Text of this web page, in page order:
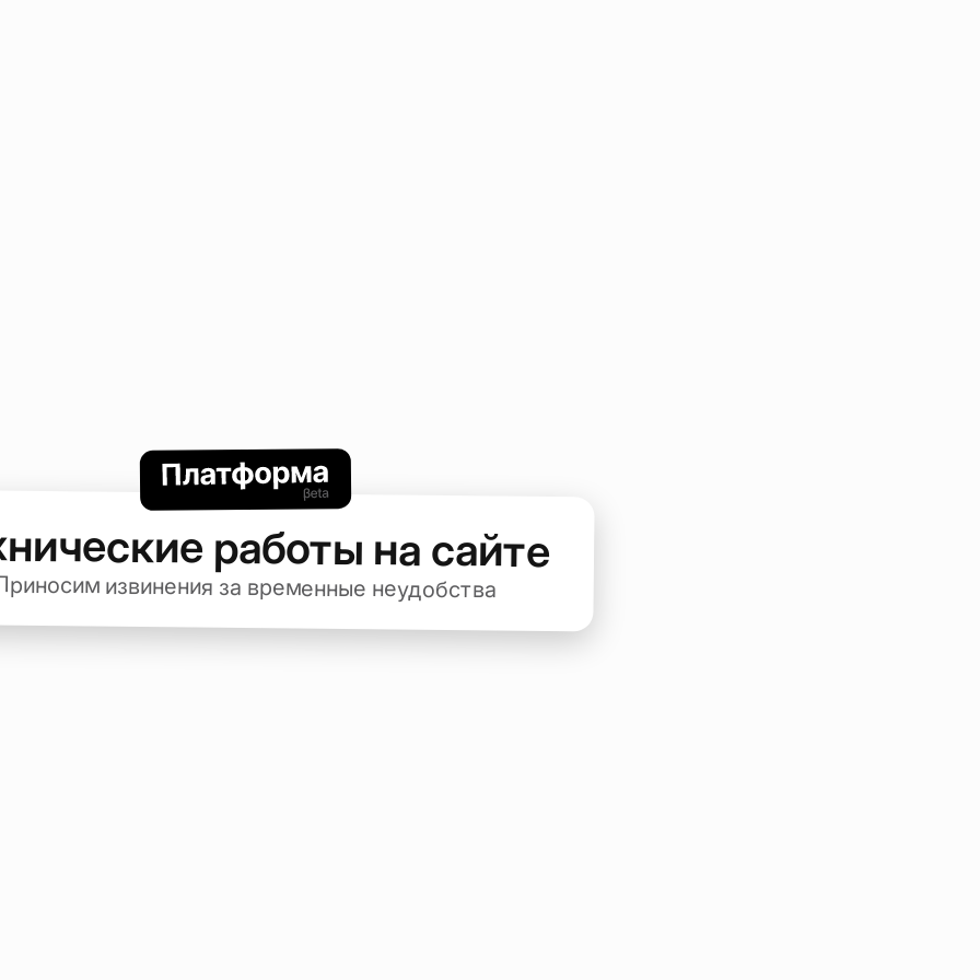
работы на сайте
извинения за временные неудобства